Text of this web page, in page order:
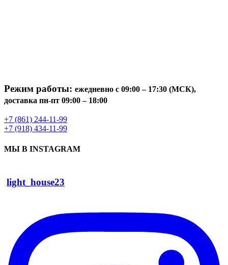
Режим работы: ежедневно с 09:00 – 17:30 (МСК),
доставка пн-пт 09:00 – 18:00
+7 (861) 244-11-99
+7 (918) 434-11-99
МЫ В INSTAGRAM
light_house23